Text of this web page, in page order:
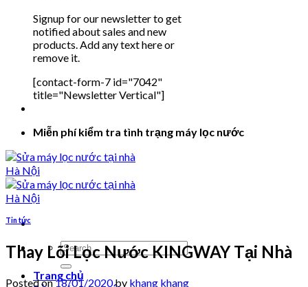
Signup for our newsletter to get
notified about sales and new
products. Add any text here or
remove it.
[contact-form-7 id="7042"
title="Newsletter Vertical"]
Miễn phí kiểm tra tình trạng máy lọc nước
Search
for:
Trang chủ
Tin tức
Thay Lõi Lọc Nước KINGWAY Tại Nhà
Posted on18/01/2020by khang khang